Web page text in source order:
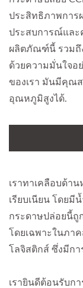
ประสิทธิภาพการ
ประสบการณ์และ
ผลิตภัณฑ์นี้ รวมถึ
ด้วยความมั่นใจอ
ของเรา มันมีคุณ
อุณหภูมิสูงได้.
เราทาเคลือบด้า
เรียบเนียน โดยมี
กระดาษปล่อยนี้ถู
โดยเฉพาะในภา
โลจิสติกส์ ซึ่งมีก
เรายินดีต้อนรับก